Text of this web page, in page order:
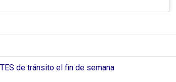
de tránsito el fin de semana